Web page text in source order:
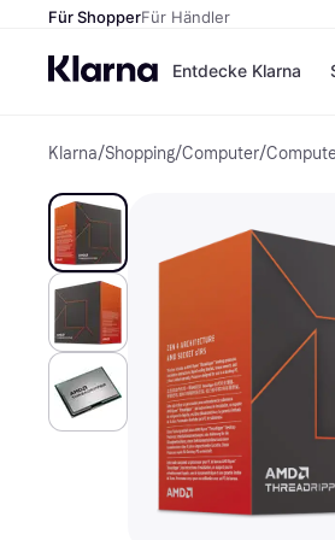
Für ShopperFür Händler
Entdecke Klarna
Klarna/Shopping/Computer/